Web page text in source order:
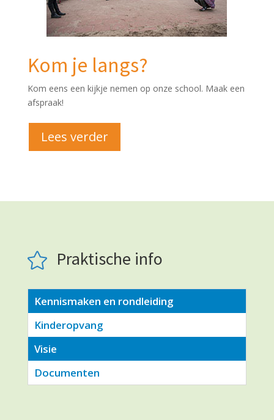
Kom je langs?
Kom eens een kijkje nemen op onze school. Maak een
afspraak!
Lees verder
 Praktische info
Kennismaken en rondleiding
Kinderopvang
Visie
Documenten